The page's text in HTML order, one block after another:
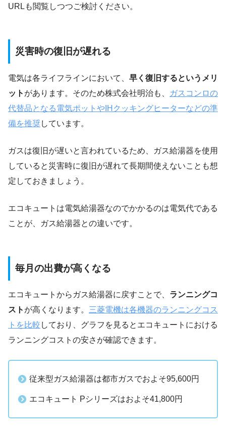
URLも閲覧しつつご検討ください。
災害時の復旧が遅れる
電気は各ライフラインにおいて、 早く復旧するというメリ
ット があります。そのため株式会社明治も、
ガスコンロの
代替品となる電気ポットやIHクッキングヒーターなどの準
備を推奨しています。
ガスは復旧が遅いと言われているため、ガス給湯器を使用
していると災害時に復旧が遅れて長期間使えないことも想
定しておきましょう。
エコキュートは電気給湯器なのでかかるのは電気代である
ことが、ガス給湯器との違いです。
毎月の出費が高くなる
エコキュートからガス給湯器に戻すことで、 ランニングコ
スト が高くなります。 三菱電機は各機器のランニングコス
トを比較 しており、グラフを見るとエコキュートにおける
ランニングコストの安さが確認できます。
従来型ガス給湯器は都市ガスでおよそ95,600円
エコキュート Pシリーズはおよそ41,800円